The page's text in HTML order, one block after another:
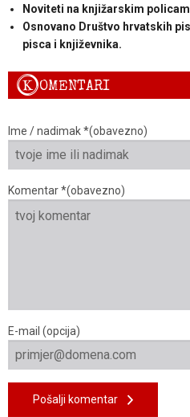
Noviteti na knjižarskim
Osnovano Društvo hrvatskih
pisca i književnika.
KOMENTARI
Ime / nadimak *(obavezno)
Komentar *(obavezno)
E-mail (opcija)
Pošalji komentar